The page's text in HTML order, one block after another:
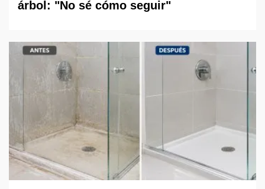
árbol: "No sé cómo seguir"